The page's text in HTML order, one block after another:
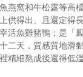
燕窩和牛松露等高
供得出、且還定得
活魚雞豬鴨；是「
二天，質感質地滑
精細熬成後還得低